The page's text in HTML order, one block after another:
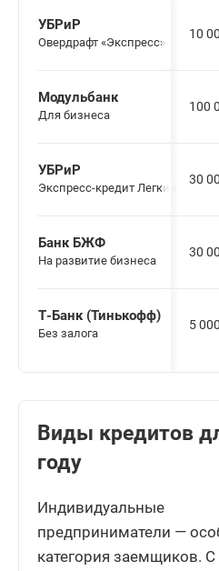
УБРиР
Овердрафт «Экспресс»
10
Модульбанк
Для бизнеса
100
УБРиР
Экспресс-кредит Легкий
30
Банк БЖФ
На развитие бизнеса
30
Т-Банк (Тинькофф)
Без залога
5
Виды кредитов
году
Индивидуальные
предприниматели —
категория заемщиков. С